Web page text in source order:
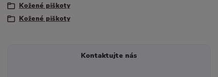
Kožené piškoty
Kožené piškoty
Kontaktujte nás